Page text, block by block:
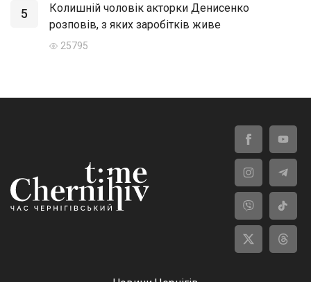
5
Колишній чоловік акторки Денисенко
розповів, з яких заробітків живе
25795